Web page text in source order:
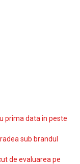
prima data in peste
sub brandul
de evaluarea pe